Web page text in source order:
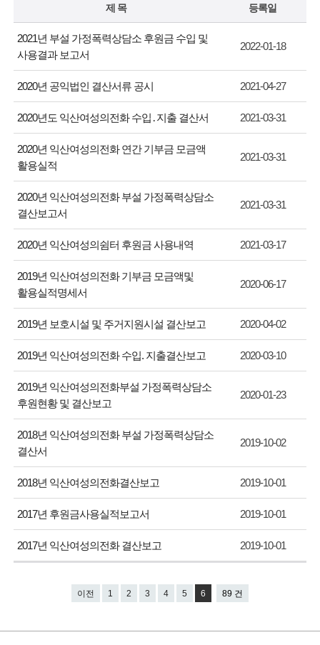
제 목 등록일
2021년 부설 가정폭력상담소 후원금 수입 및
사용결과 보고서
2022-01-18
2020년 공익법인 결산서류 공시 2021-04-27
2020년도 익산여성의전화 수입․지출 결산서 2021-03-31
2020년 익산여성의전화 연간 기부금 모금액
활용실적
2021-03-31
2020년 익산여성의전화 부설 가정폭력상담소
결산보고서
2021-03-31
2020년 익산여성의쉼터 후원금 사용내역 2021-03-17
2019년 익산여성의전화 기부금 모금액및
활용실적명세서
2020-06-17
2019년 보호시설 및 주거지원시설 결산보고 2020-04-02
2019년 익산여성의전화 수입. 지출결산보고 2020-03-10
2019년 익산여성의전화부설 가정폭력상담소
후원현황 및 결산보고
2020-01-23
2018년 익산여성의전화 부설 가정폭력상담소
결산서
2019-10-02
2018년 익산여성의전화결산보고 2019-10-01
2017년 후원금사용실적보고서 2019-10-01
2017년 익산여성의전화 결산보고 2019-10-01
이전 1 2 3 4 5 6 89 건